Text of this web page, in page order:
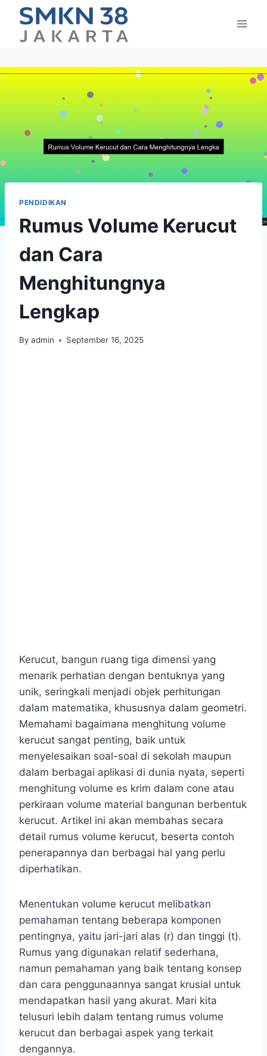
content
PENDIDIKAN
Rumus Volume Kerucut
dan Cara
Menghitungnya
Lengkap
By admin September 16, 2025
Kerucut, bangun ruang tiga dimensi yang
menarik perhatian dengan bentuknya yang
unik, seringkali menjadi objek perhitungan
dalam matematika, khususnya dalam geometri.
Memahami bagaimana menghitung volume
kerucut sangat penting, baik untuk
menyelesaikan soal-soal di sekolah maupun
dalam berbagai aplikasi di dunia nyata, seperti
menghitung volume es krim dalam cone atau
perkiraan volume material bangunan berbentuk
kerucut. Artikel ini akan membahas secara
detail rumus volume kerucut, beserta contoh
penerapannya dan berbagai hal yang perlu
diperhatikan.
Menentukan volume kerucut melibatkan
pemahaman tentang beberapa komponen
pentingnya, yaitu jari-jari alas (r) dan tinggi (t).
Rumus yang digunakan relatif sederhana,
namun pemahaman yang baik tentang konsep
dan cara penggunaannya sangat krusial untuk
mendapatkan hasil yang akurat. Mari kita
telusuri lebih dalam tentang rumus volume
kerucut dan berbagai aspek yang terkait
dengannya.